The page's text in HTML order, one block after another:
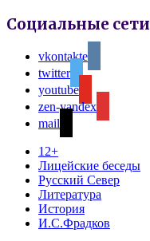
Социальные сети
vkontakte
twitter
youtube
zen-yandex
mail
12+
Лицейские беседы
Русский Север
Литература
История
И.С.Фрадков